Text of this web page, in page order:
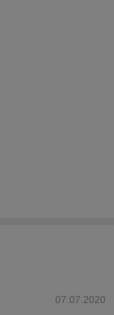
07.07.2020